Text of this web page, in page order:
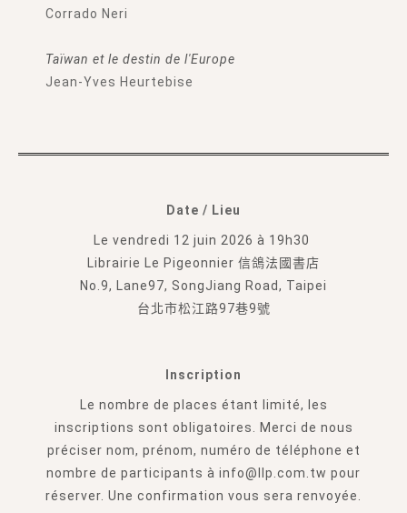
Corrado Neri
Taïwan et le destin de l'Europe
Jean-Yves Heurtebise
Date / Lieu
Le vendredi 12 juin 2026 à 19h30
Librairie Le Pigeonnier 信鴿法國書店
No.9, Lane97, SongJiang Road, Taipei
台北市松江路97巷9號
Inscription
Le nombre de places étant limité, les
inscriptions sont obligatoires. Merci de nous
préciser nom, prénom, numéro de téléphone et
nombre de participants à info@llp.com.tw pour
réserver. Une confirmation vous sera renvoyée.